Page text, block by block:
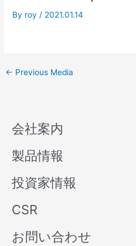
By roy / 2021.01.14
← Previous Media
会社案内
製品情報
投資家情報
CSR
お問い合わせ